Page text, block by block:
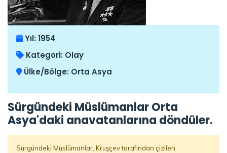
Yıl: 1954
Kategori: Olay
Ülke/Bölge: Orta Asya
Sürgündeki Müslümanlar Orta
Asya'daki anavatanlarına döndüler.
Sürgündeki Müslümanlar, Kruşçev tarafından çizilen